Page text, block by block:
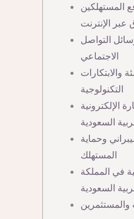
المستهلكين
عبر الإنترنت
التواصل
الاجتماعي
والابتكارات
التكنولوجية
الإلكترونية
السعودية
وحماية
المستهلك
في المملكة
السعودية